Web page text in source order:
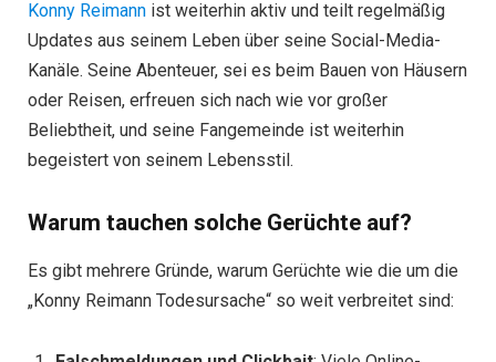
Konny Reimann ist weiterhin aktiv und teilt regelmäßig
Updates aus seinem Leben über seine Social-Media-
Kanäle. Seine Abenteuer, sei es beim Bauen von Häusern
oder Reisen, erfreuen sich nach wie vor großer
Beliebtheit, und seine Fangemeinde ist weiterhin
begeistert von seinem Lebensstil.
Warum tauchen solche Gerüchte auf?
Es gibt mehrere Gründe, warum Gerüchte wie die um die
„Konny Reimann Todesursache“ so weit verbreitet sind: